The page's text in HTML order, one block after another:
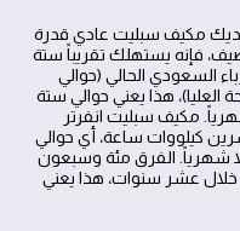
لديك مكيف سبليت عادي قدرة
فإنه يستهلك تقريباً ستة
السعودي الحالي (حوالي
هذا يعني حوالي ستة
مكيف سبليت انفرتر
كيلووات ساعة، أي حوالي
شهرياً. الفرق مئة وسبعون
خلال عشر سنوات، هذا يعني